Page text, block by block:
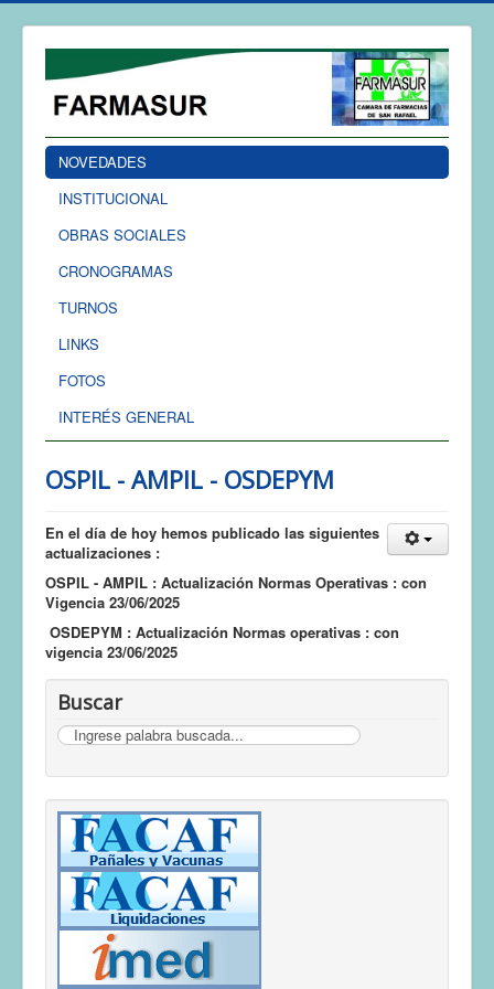
NOVEDADES
INSTITUCIONAL
OBRAS SOCIALES
CRONOGRAMAS
TURNOS
LINKS
FOTOS
INTERÉS GENERAL
OSPIL - AMPIL - OSDEPYM
En el día de hoy hemos publicado las siguientes
actualizaciones :
OSPIL - AMPIL : Actualización Normas Operativas : con
Vigencia 23/06/2025
OSDEPYM : Actualización Normas operativas : con
vigencia 23/06/2025
Buscar
Buscar